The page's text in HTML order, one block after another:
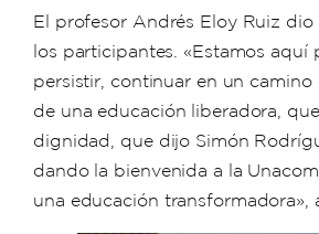
El profesor Andrés Eloy Ruiz dio
los participantes. «Estamos aquí
persistir, continuar en un
de una educación liberadora,
dignidad, que dijo Simón
dando la bienvenida a la
una educación transformadora»,